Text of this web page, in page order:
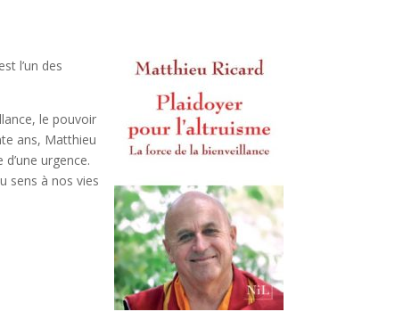
l’un des
le pouvoir
ans, Matthieu
urgence.
sens à nos vies